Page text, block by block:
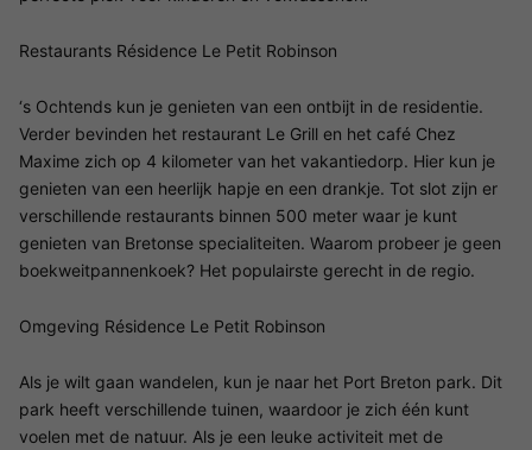
Restaurants Résidence Le Petit Robinson
‘s Ochtends kun je genieten van een ontbijt in de residentie.
Verder bevinden het restaurant Le Grill en het café Chez
Maxime zich op 4 kilometer van het vakantiedorp. Hier kun je
genieten van een heerlijk hapje en een drankje. Tot slot zijn er
verschillende restaurants binnen 500 meter waar je kunt
genieten van Bretonse specialiteiten. Waarom probeer je geen
boekweitpannenkoek? Het populairste gerecht in de regio.
Omgeving Résidence Le Petit Robinson
Als je wilt gaan wandelen, kun je naar het Port Breton park. Dit
park heeft verschillende tuinen, waardoor je zich één kunt
voelen met de natuur. Als je een leuke activiteit met de